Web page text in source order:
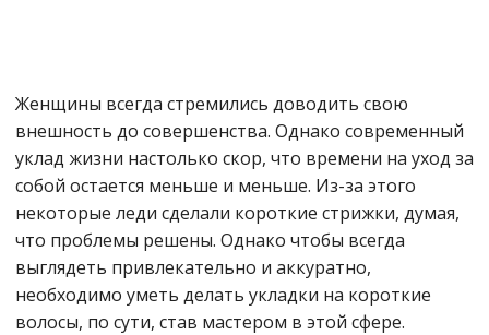
Женщины всегда стремились доводить свою
внешность до совершенства. Однако современный
уклад жизни настолько скор, что времени на уход за
собой остается меньше и меньше. Из-за этого
некоторые леди сделали короткие стрижки, думая,
что проблемы решены. Однако чтобы всегда
выглядеть привлекательно и аккуратно,
необходимо уметь делать укладки на короткие
волосы, по сути, став мастером в этой сфере.